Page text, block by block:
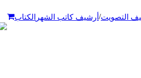
التصويت/ أرشيف كاتب الشهر الكتاب